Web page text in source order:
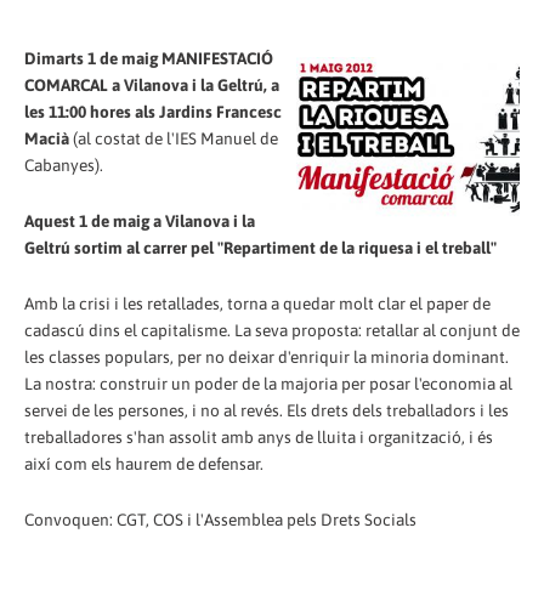
Dimarts 1 de maig MANIFESTACIÓ
COMARCAL a Vilanova i la Geltrú, a
les 11:00 hores als Jardins Francesc
Macià(al costat de l'IES Manuel de
Cabanyes).
Aquest 1 de maig a Vilanova i la
Geltrú sortim al carrer pel "Repartiment de la riquesa i el treball"
Amb la crisi i les retallades, torna a quedar molt clar el paper de
cadascú dins el capitalisme. La seva proposta: retallar al conjunt de
les classes populars, per no deixar d'enriquir la minoria dominant.
La nostra: construir un poder de la majoria per posar l'economia al
servei de les persones, i no al revés. Els drets dels treballadors i les
treballadores s'han assolit amb anys de lluita i organització, i és
així com els haurem de defensar.
Convoquen: CGT, COS i l'Assemblea pels Drets Socials